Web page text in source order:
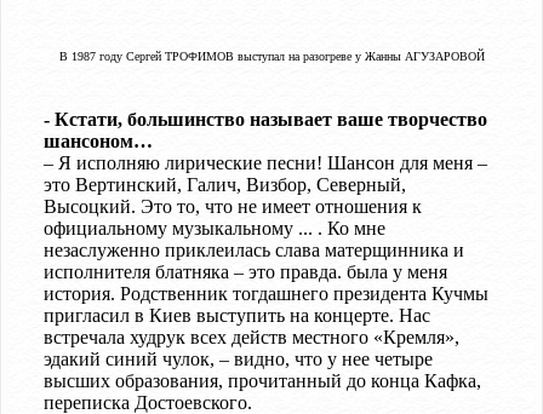
В 1987 году Сергей ТРОФИМОВ выступал на разогреве у Жанны АГУЗАРОВОЙ
- Кстати, большинство называет ваше творчество
шансоном…
– Я исполняю лирические песни! Шансон для меня –
это Вертинский, Галич, Визбор, Северный,
Высоцкий. Это то, что не имеет отношения к
официальному музыкальному ... . Ко мне
незаслуженно приклеилась слава матерщинника и
исполнителя блатняка – это правда. была у меня
история. Родственник тогдашнего президента Кучмы
пригласил в Киев выступить на концерте. Нас
встречала худрук всех действ местного «Кремля»,
эдакий синий чулок, – видно, что у нее четыре
высших образования, прочитанный до конца Кафка,
переписка Достоевского.